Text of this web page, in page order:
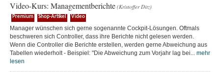
Video-Kurs: Managementberichte (Kristoffer Ditz)
Premium Shop-Artikel Video
Manager wünschen sich gerne sogenannte Cockpit-Lösungen. Oftmals
beschweren sich Controller, dass ihre Berichte nicht gelesen werden.
Wenn die Controller die Berichte erstellen, werden gerne Abweichung aus
Tabellen wiederholt - Beispiel: "Die Abweichung zum Vorjahr lag bei... mehr
lesen